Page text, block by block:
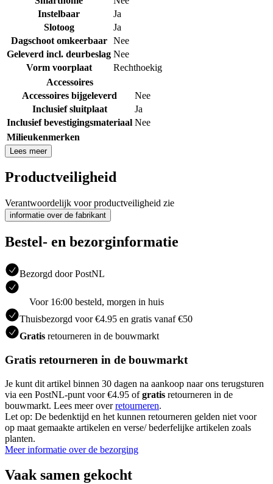
Instelbaar
Ja
Slotoog
Ja
Dagschoot omkeerbaar
Nee
Geleverd incl. deurbeslag Nee
Vorm voorplaat
Rechthoekig
Accessoires
Accessoires bijgeleverd
Nee
Inclusief sluitplaat
Ja
Inclusief bevestigingsmateriaal Nee
Milieukenmerken
Lees meer
Productveiligheid
Verantwoordelijk voor productveiligheid zie
informatie over de fabrikant
Bestel- en bezorginformatie
Bezorgd door PostNL
Voor 16:00 besteld, morgen in huis
Thuisbezorgd voor €4.95 en gratis vanaf €50
Gratis retourneren in de bouwmarkt
Gratis retourneren in de bouwmarkt
Je kunt dit artikel binnen 30 dagen na aankoop naar ons terugsturen
via een PostNL-punt voor €4.95 ofgratis retourneren in de
bouwmarkt. Lees meer overretourneren.
Let op: De bedenktijd en het kunnen retourneren gelden niet voor
op maat gemaakte artikelen en verse/ bederfelijke artikelen zoals
planten.
Meer informatie over de bezorging
Vaak samen gekocht